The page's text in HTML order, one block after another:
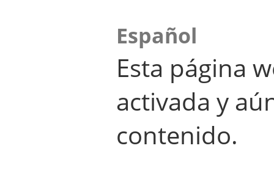
Español
Esta página
activada y
contenido.